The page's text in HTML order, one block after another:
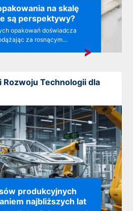
na skalę
są perspektywy?
opakowań doświadcza
za rosnącym...
produkcyjnych
najbliższych lat
Rozwoju Technologii dla